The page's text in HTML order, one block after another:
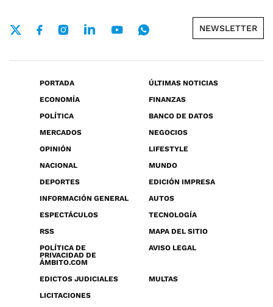
NEWSLETTER
PORTADA
ÚLTIMAS NOTICIAS
ECONOMÍA
FINANZAS
POLÍTICA
BANCO DE DATOS
MERCADOS
NEGOCIOS
OPINIÓN
LIFESTYLE
NACIONAL
MUNDO
DEPORTES
EDICIÓN IMPRESA
INFORMACIÓN GENERAL
AUTOS
ESPECTÁCULOS
TECNOLOGÍA
RSS
MAPA DEL SITIO
POLÍTICA DE
PRIVACIDAD DE
ÁMBITO.COM
AVISO LEGAL
EDICTOS JUDICIALES
MULTAS
LICITACIONES